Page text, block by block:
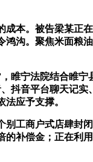
本。被告梁某正
沟。聚焦米面粮
睢宁法院结合睢宁
抖音平台聊天记
应予支撑。
工商户式店肆封
的补偿金；正在利